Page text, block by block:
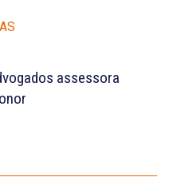
assessora